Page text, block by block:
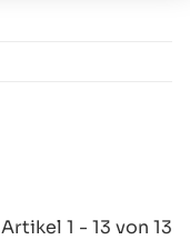
Artikel 1 - 13 von 13